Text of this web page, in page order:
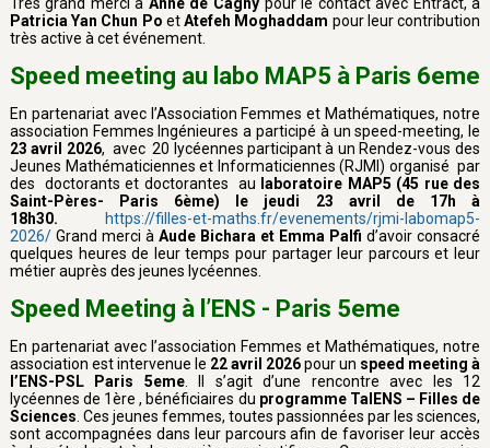
Très grand merci à Anne de Cagny pour le contact avec Entract, à
Patricia Yan Chun Po etAtefeh Moghaddam pour leur contribution
très active à cet événement.
Speed meeting au labo MAP5 à Paris 6eme
En partenariat avec l’Association Femmes et Mathématiques, notre
association Femmes Ingénieures a participé à un speed-meeting, le
23 avril 2026, avec 20 lycéennes participant à un Rendez-vous des
Jeunes Mathématiciennes et Informaticiennes (RJMI) organisé par
des doctorants et doctorantes au laboratoire MAP5 (45 rue des
Saint-Pères- Paris 6ème) le jeudi 23 avril de 17h à
18h30. https://filles-et-maths.fr/evenements/rjmi-labomap5-
2026/Grand merci à Aude Bichara et Emma Palfi d’avoir consacré
quelques heures de leur temps pour partager leur parcours et leur
métier auprès des jeunes lycéennes.
Speed Meeting à l’ENS - Paris 5eme
En partenariat avec l’association Femmes et Mathématiques, notre
association est intervenue le 22 avril 2026pour un speed meeting à
l’ENS-PSL Paris 5eme. Il s’agit d’une rencontre avec les 12
lycéennes de 1ère , bénéficiaires du programme TalENS – Filles de
Sciences. Ces jeunes femmes, toutes passionnées par les sciences,
sont accompagnées dans leur parcours afin de favoriser leur accès